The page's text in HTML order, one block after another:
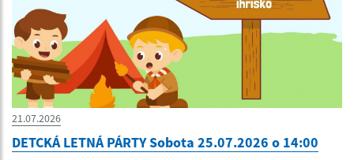
21.07.2026
DETCKÁ LETNÁ PÁRTY Sobota 25.07.2026 o 14:00